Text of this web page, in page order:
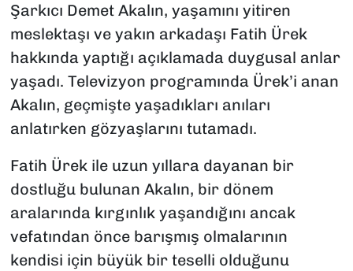
Şarkıcı Demet Akalın, yaşamını yitiren
meslektaşı ve yakın arkadaşı Fatih Ürek
hakkında yaptığı açıklamada duygusal anlar
yaşadı. Televizyon programında Ürek’i anan
Akalın, geçmişte yaşadıkları anıları
anlatırken gözyaşlarını tutamadı.
Fatih Ürek ile uzun yıllara dayanan bir
dostluğu bulunan Akalın, bir dönem
aralarında kırgınlık yaşandığını ancak
vefatından önce barışmış olmalarının
kendisi için büyük bir teselli olduğunu